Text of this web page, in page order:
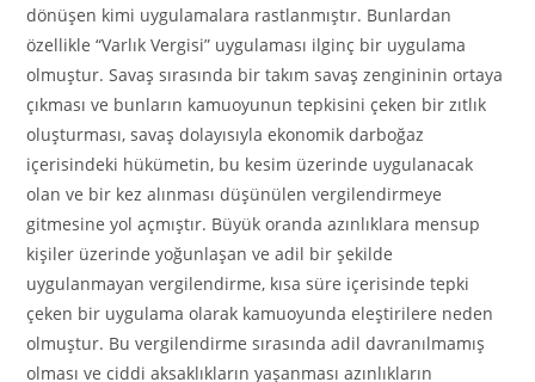
dönüşen kimi uygulamalara rastlanmıştır. Bunlardan
özellikle “Varlık Vergisi” uygulaması ilginç bir uygulama
olmuştur. Savaş sırasında bir takım savaş zengininin ortaya
çıkması ve bunların kamuoyunun tepkisini çeken bir zıtlık
oluşturması, savaş dolayısıyla ekonomik darboğaz
içerisindeki hükümetin, bu kesim üzerinde uygulanacak
olan ve bir kez alınması düşünülen vergilendirmeye
gitmesine yol açmıştır. Büyük oranda azınlıklara mensup
kişiler üzerinde yoğunlaşan ve adil bir şekilde
uygulanmayan vergilendirme, kısa süre içerisinde tepki
çeken bir uygulama olarak kamuoyunda eleştirilere neden
olmuştur. Bu vergilendirme sırasında adil davranılmamış
olması ve ciddi aksaklıkların yaşanması azınlıkların